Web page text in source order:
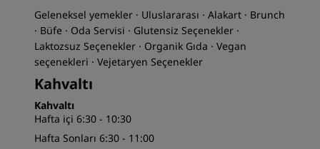
Geleneksel yemekler · Uluslararası · Alakart · Brunch
· Büfe · Oda Servisi · Glutensiz Seçenekler ·
Laktozsuz Seçenekler · Organik Gıda · Vegan
seçenekleri · Vejetaryen Seçenekler
Kahvaltı
Kahvaltı
Hafta içi 6:30 - 10:30
Hafta Sonları 6:30 - 11:00